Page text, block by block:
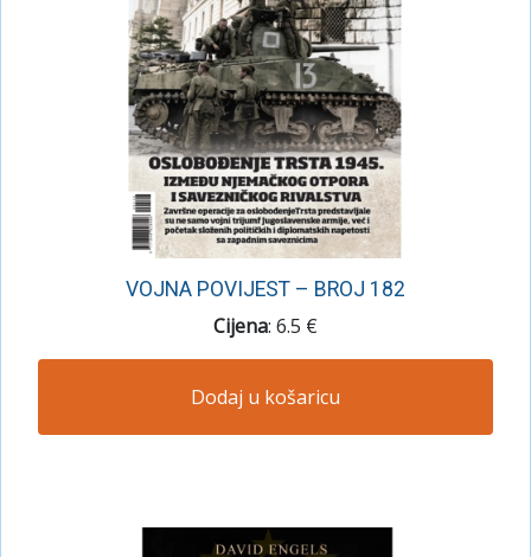
VOJNA POVIJEST – BROJ 182
Cijena: 6.5 €
Dodaj u košaricu